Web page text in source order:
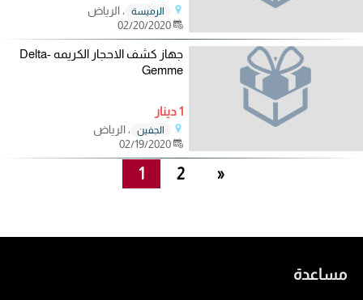
الرميسة
، الرياض
02/20/2020
جهاز كشف الاحجار الكريمه Delta-
Gemme
1 دينار
الجفين
، الرياض
02/19/2020
1 2 »
مساعدة